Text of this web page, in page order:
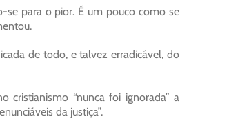
se para o pior. É um pouco como se
de todo, e talvez erradicável, do
cristianismo “nunca foi ignorada” a
da justiça”.